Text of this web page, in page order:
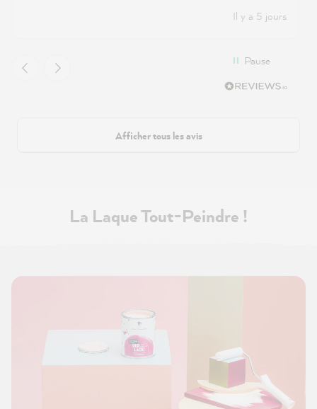
Il y a 5 jours
Pause
Afficher tous les avis
La Laque Tout-Peindre !